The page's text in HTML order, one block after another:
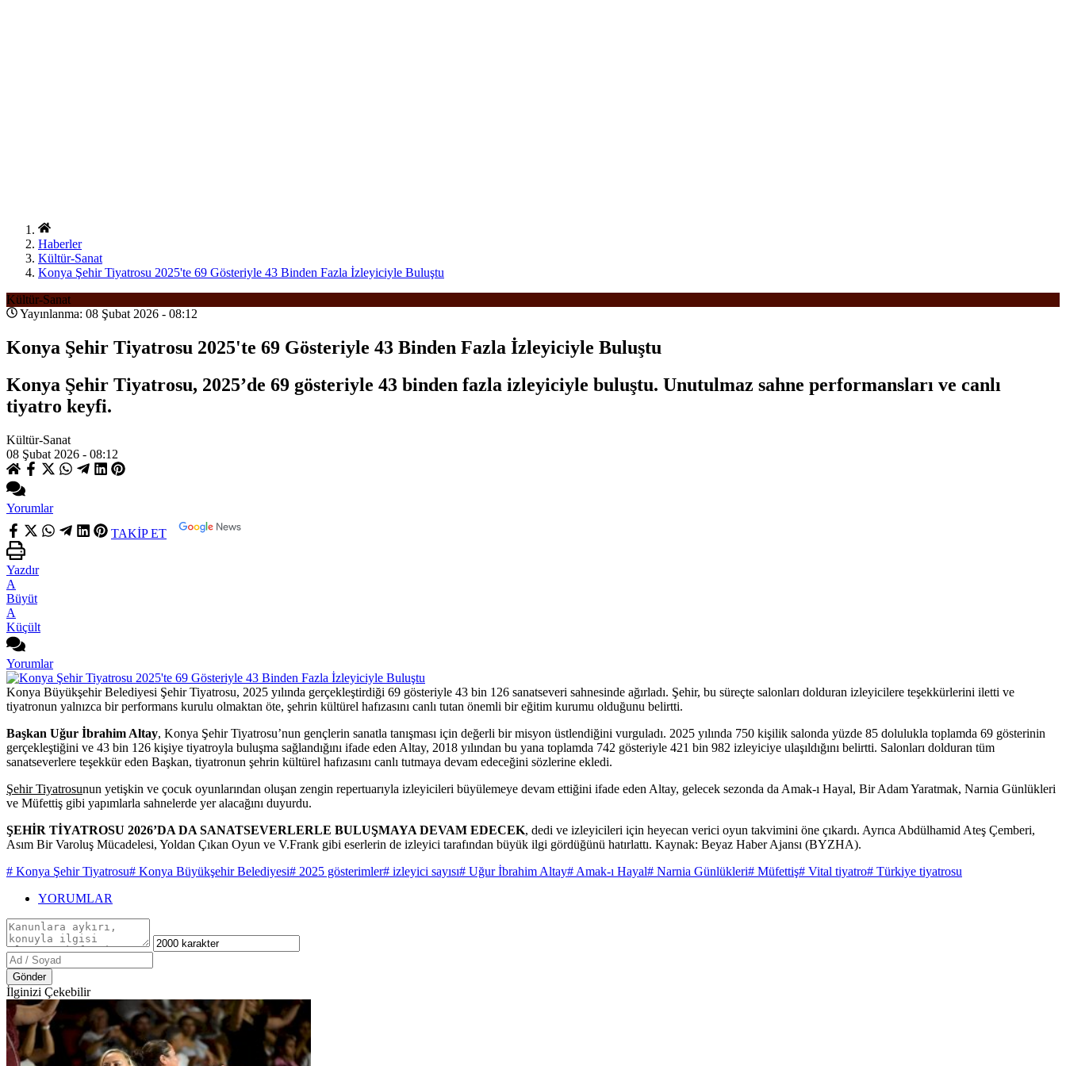
Haberler
Kültür-Sanat
Konya Şehir Tiyatrosu 2025'te 69 Gösteriyle 43 Binden Fazla İzleyiciyle Buluştu
Kültür-Sanat
Yayınlanma: 08 Şubat 2026 - 08:12
Konya Şehir Tiyatrosu 2025'te 69 Gösteriyle 43 Binden Fazla İzleyiciyle Buluştu
Konya Şehir Tiyatrosu, 2025’de 69 gösteriyle 43 binden fazla izleyiciyle buluştu. Unutulmaz sahne performansları ve canlı
tiyatro keyfi.
Kültür-Sanat
08 Şubat 2026 - 08:12
Yorumlar
TAKİP ET
Yazdır
A
Büyüt
A
Küçült
Yorumlar
Konya Büyükşehir Belediyesi Şehir Tiyatrosu, 2025 yılında gerçekleştirdiği 69 gösteriyle 43 bin 126 sanatseveri sahnesinde ağırladı. Şehir, bu süreçte salonları dolduran izleyicilere teşekkürlerini iletti ve
tiyatronun yalnızca bir performans kurulu olmaktan öte, şehrin kültürel hafızasını canlı tutan önemli bir eğitim kurumu olduğunu belirtti.
Başkan Uğur İbrahim Altay, Konya Şehir Tiyatrosu’nun gençlerin sanatla tanışması için değerli bir misyon üstlendiğini vurguladı. 2025 yılında 750 kişilik salonda yüzde 85 dolulukla toplamda 69 gösterinin
gerçekleştiğini ve 43 bin 126 kişiye tiyatroyla buluşma sağlandığını ifade eden Altay, 2018 yılından bu yana toplamda 742 gösteriyle 421 bin 982 izleyiciye ulaşıldığını belirtti. Salonları dolduran tüm
sanatseverlere teşekkür eden Başkan, tiyatronun şehrin kültürel hafızasını canlı tutmaya devam edeceğini sözlerine ekledi.
Şehir Tiyatrosunun yetişkin ve çocuk oyunlarından oluşan zengin repertuarıyla izleyicileri büyülemeye devam ettiğini ifade eden Altay, gelecek sezonda da Amak-ı Hayal, Bir Adam Yaratmak, Narnia Günlükleri
ve Müfettiş gibi yapımlarla sahnelerde yer alacağını duyurdu.
ŞEHİR TİYATROSU 2026’DA DA SANATSEVERLERLE BULUŞMAYA DEVAM EDECEK, dedi ve izleyicileri için heyecan verici oyun takvimini öne çıkardı. Ayrıca Abdülhamid Ateş Çemberi,
Asım Bir Varoluş Mücadelesi, Yoldan Çıkan Oyun ve V.Frank gibi eserlerin de izleyici tarafından büyük ilgi gördüğünü hatırlattı. Kaynak: Beyaz Haber Ajansı (BYZHA).
# Konya Şehir Tiyatrosu# Konya Büyükşehir Belediyesi# 2025 gösterimler# izleyici sayısı# Uğur İbrahim Altay# Amak-ı Hayal# Narnia Günlükleri# Müfettiş# Vital tiyatro# Türkiye tiyatrosu
YORUMLAR
Gönder
İlginizi Çekebilir